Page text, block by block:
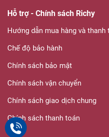
Hỗ trợ - Chính sách Richy
Hướng dẫn mua hàng và thanh
Chế độ bảo hành
Chính sách bảo mật
Chính sách vận chuyển
Chính sách giao dịch chung
Chính sách thanh toán